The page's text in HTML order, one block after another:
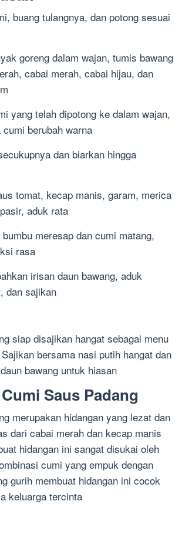
buang tulangnya, dan potong sesuai
goreng dalam wajan, tumis bawang
cabai merah, cabai hijau, dan
yang telah dipotong ke dalam wajan,
berubah warna
dan biarkan hingga
tomat, kecap manis, garam, merica
aduk rata
meresap dan cumi matang,
rasa
irisan daun bawang, aduk
dan sajikan
siap disajikan hangat sebagai menu
bersama nasi putih hangat dan
bawang untuk hiasan
Saus Padang
merupakan hidangan yang lezat dan
dari cabai merah dan kecap manis
hidangan ini sangat disukai oleh
cumi yang empuk dengan
gurih membuat hidangan ini cocok
keluarga tercinta